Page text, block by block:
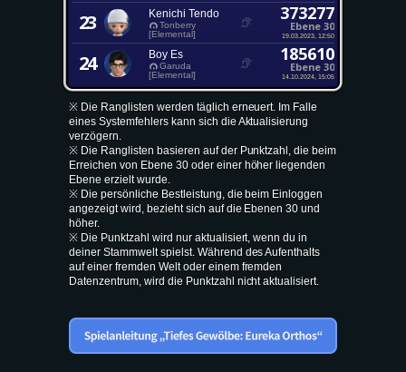
23 Kenichi Tendo
Tonberry
[Elemental]
373277
Ebene 30
19.03.2023, 12:50
24 Boy Es
Garuda
[Elemental]
185610
Ebene 30
14.10.2024, 15:05
※ Die Ranglisten werden täglich erneuert. Im Falle
eines Systemfehlers kann sich die Aktualisierung
verzögern.
※ Die Ranglisten basieren auf der Punktzahl, die beim
Erreichen von Ebene 30 oder einer höher liegenden
Ebene erzielt wurde.
※ Die persönliche Bestleistung, die beim Einloggen
angezeigt wird, bezieht sich auf die Ebenen 30 und
höher.
※ Die Punktzahl wird nur aktualisiert, wenn du in
deiner Stammwelt spielst. Während des Aufenthalts
auf einer fremden Welt oder einem fremden
Datenzentrum, wird die Punktzahl nicht aktualisiert.